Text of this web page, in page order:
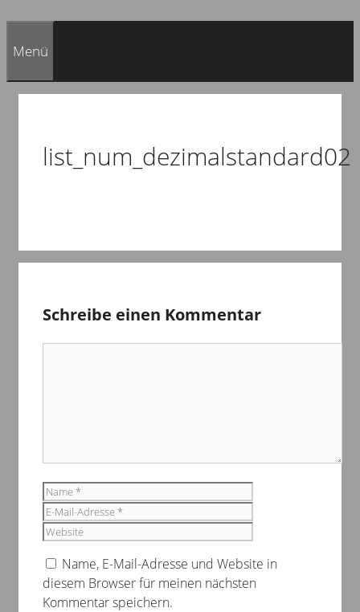
Menü
list_num_dezimalstandard02
Schreibe einen Kommentar
Name
Adresse
Name, E-Mail-Adresse und Website in
diesem Browser für meinen nächsten
Kommentar speichern.